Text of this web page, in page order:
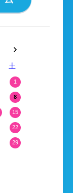
土
1
8
15
22
29